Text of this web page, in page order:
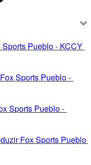
Sports Pueblo - KCCY
Sports Pueblo -
Sports Pueblo -
Fox Sports Pueblo